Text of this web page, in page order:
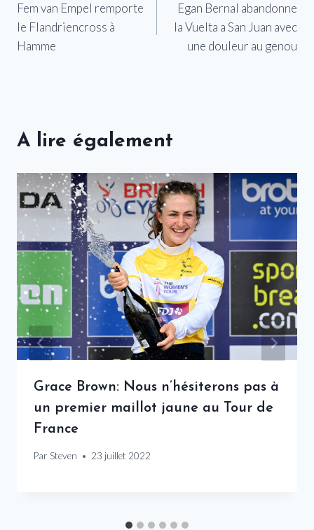
de
l’article
Fem van Empel remporte
le Flandriencross à
Hamme
Egan Bernal abandonne
la Vuelta a San Juan avec
une douleur au genou
A lire également
Grace Brown: Nous n’hésiterons pas à
un premier maillot jaune au Tour de
France
Par Steven 23 juillet 2022